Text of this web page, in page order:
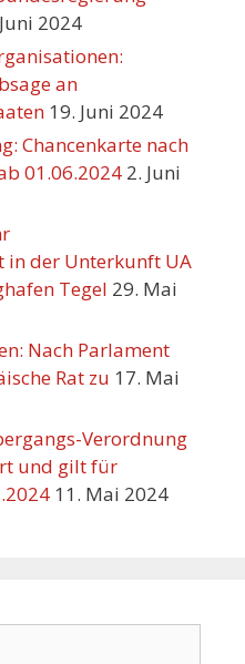
2024
an
19. Juni 2024
Chancenkarte nach
01.06.2024 2. Juni
der Unterkunft UA
Tegel 29. Mai
Nach Parlament
Rat zu 17. Mai
Verordnung
und gilt für
11. Mai 2024